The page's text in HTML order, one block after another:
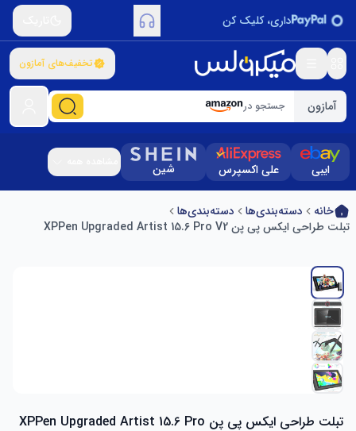
داری، کلیک کن
تخفیف‌های آمازون
آمازون جستجو در
ایبی علی اکسپرس شین
خانه دسته‌بندی‌ها
دسته‌بندی‌ها
تبلت طراحی ایکس پی پن XPPen Upgraded Artist 15.6 Pro V2
تبلت طراحی ایکس پی پن XPPen Upgraded Artist 15.6 Pro